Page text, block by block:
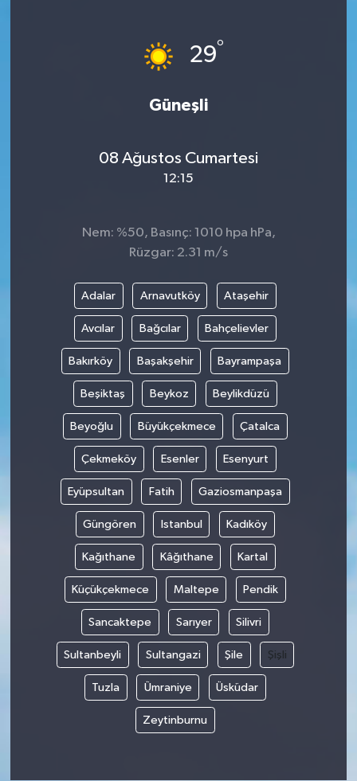
29°
Güneşli
08 Ağustos Cumartesi
12:15
Nem: %50, Basınç: 1010 hpa hPa,
Rüzgar: 2.31 m/s
Adalar Arnavutköy Ataşehir
Avcılar Bağcılar Bahçelievler
Bakırköy Başakşehir Bayrampaşa
Beşiktaş Beykoz Beylikdüzü
Beyoğlu Büyükçekmece Çatalca
Çekmeköy Esenler Esenyurt
Eyüpsultan Fatih Gaziosmanpaşa
Güngören Istanbul Kadıköy
Kağıthane Kâğıthane Kartal
Küçükçekmece Maltepe Pendik
Sancaktepe Sarıyer Silivri
Sultanbeyli Sultangazi Şile Şişli
Tuzla Ümraniye Üsküdar
Zeytinburnu